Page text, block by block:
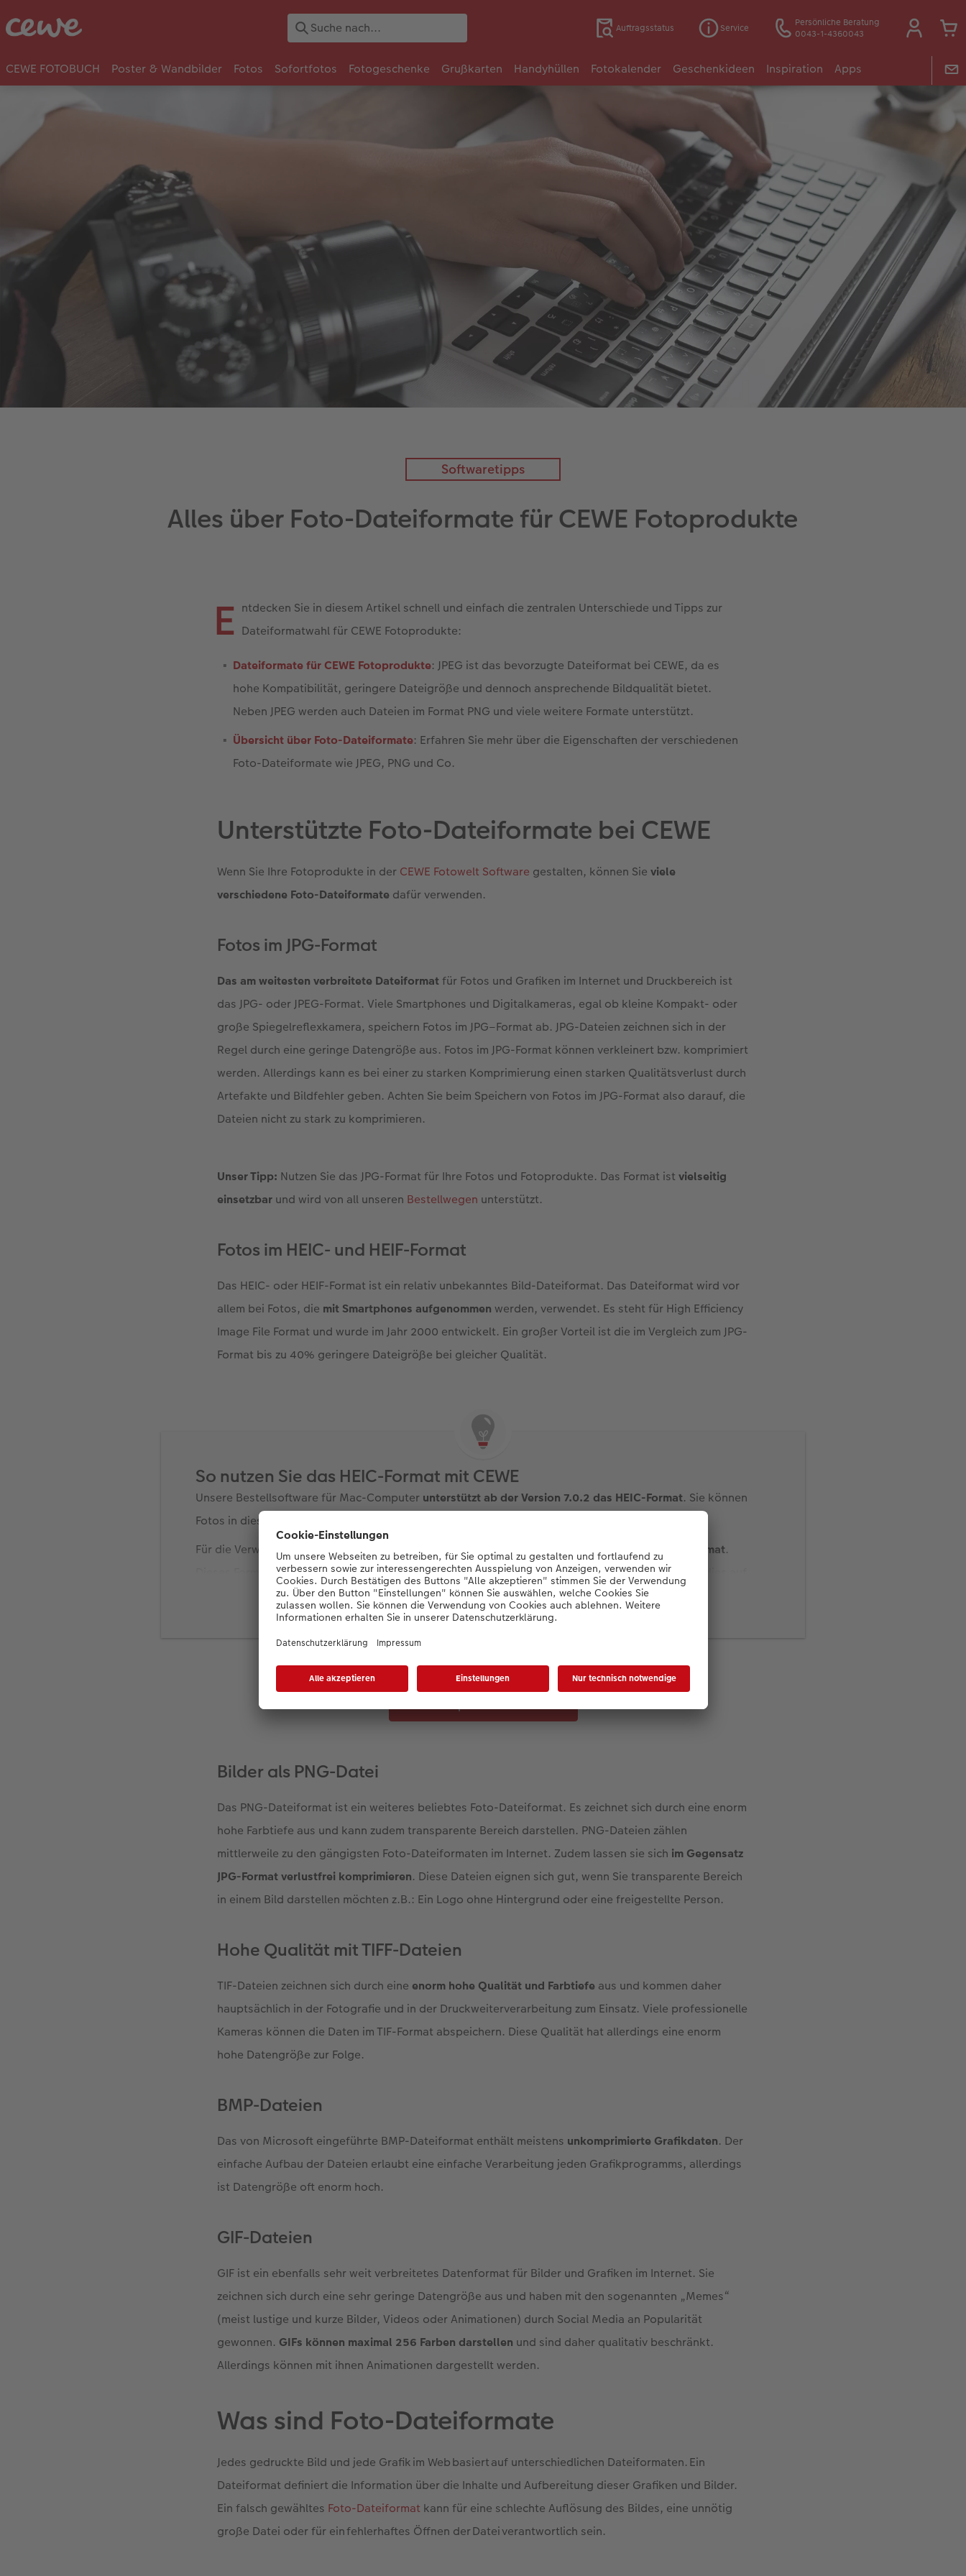
Auftragsstatus Service
Persönliche Beratung
0043-1-4360043
CEWE FOTOBUCH Poster & Wandbilder Fotos Sofortfotos Fotogeschenke Grußkarten Handyhüllen Fotokalender Geschenkideen Inspiration Apps
Softwaretipps
Alles über Foto-Dateiformate für CEWE Fotoprodukte
E ntdecken Sie in diesem Artikel schnell und einfach die zentralen Unterschiede und Tipps zur
Dateiformatwahl für CEWE Fotoprodukte:
Dateiformate für CEWE Fotoprodukte: JPEG ist das bevorzugte Dateiformat bei CEWE, da es
hohe Kompatibilität, geringere Dateigröße und dennoch ansprechende Bildqualität bietet.
Neben JPEG werden auch Dateien im Format PNG und viele weitere Formate unterstützt.
Übersicht über Foto-Dateiformate: Erfahren Sie mehr über die Eigenschaften der verschiedenen
Foto-Dateiformate wie JPEG, PNG und Co.
Unterstützte Foto-Dateiformate bei CEWE
Wenn Sie Ihre Fotoprodukte in der CEWE Fotowelt Software gestalten, können Sieviele
verschiedene Foto-Dateiformate dafür verwenden.
Fotos im JPG-Format
Das am weitesten verbreitete Dateiformatfür Fotos und Grafiken im Internet und Druckbereich ist
das JPG- oder JPEG-Format. Viele Smartphones und Digitalkameras, egal ob kleine Kompakt- oder
große Spiegelreflexkamera, speichern Fotos im JPG–Format ab. JPG-Dateien zeichnen sich in der
Regel durch eine geringe Datengröße aus. Fotos im JPG-Format können verkleinert bzw. komprimiert
werden. Allerdings kann es bei einer zu starken Komprimierung einen starken Qualitätsverlust durch
Artefakte und Bildfehler geben. Achten Sie beim Speichern von Fotos im JPG-Format also darauf, die
Dateien nicht zu stark zu komprimieren.
Unser Tipp: Nutzen Sie das JPG-Format für Ihre Fotos und Fotoprodukte. Das Format istvielseitig
einsetzbar und wird von all unseren Bestellwegen unterstützt.
Fotos im HEIC- und HEIF-Format
Das HEIC- oder HEIF-Format ist ein relativ unbekanntes Bild-Dateiformat. Das Dateiformat wird vor
allem bei Fotos, die mit Smartphones aufgenommen werden, verwendet. Es steht für High Efficiency
Image File Format und wurde im Jahr 2000 entwickelt. Ein großer Vorteil ist die im Vergleich zum JPG-
Format bis zu 40% geringere Dateigröße bei gleicher Qualität.
Mehr anzeigen
So nutzen Sie das HEIC-Format mit CEWE
Unsere Bestellsoftware für Mac-Computer unterstützt ab der Version 7.0.2 das HEIC-Format. Sie können
Fotos in diesem Format uneingeschränkt zum Gestalten Ihrer Fotoprodukte verwenden.
Für die Verwendung auf einem Windows-PC empfehlen wir Ihnen dieUmwandlung in das JPG-Format.
Dieses Format kann von unserer Bestellsoftware ohne Probleme verarbeitet werden. Sie können dies auf
unterschiedliche Weise tun.
Stellen Sie das Bildformat direkt in Ihrem Smartphone auf JPG um. Dies können Sie in der Regel in
Einstellungen Ihrer Kamera-App tun.
Wandeln Sie Ihre Fotos beim Übertragen auf den PC in Foto-Dateien im JPG-Format um. Diese
Einstellung können Sie ebenfalls in der Foto-App vornehmen.
Nutzen Sie kostenlose Online-Speicher wie
CEWE MyPhotos
. Beim Hochladen werden die Fotos im
jederzeit für Ihre Projekte nutzen.
Bilder als PNG-Datei
Das PNG-Dateiformat ist ein weiteres beliebtes Foto-Dateiformat. Es zeichnet sich durch eine enorm
hohe Farbtiefe aus und kann zudem transparente Bereich darstellen. PNG-Dateien zählen
mittlerweile zu den gängigsten Foto-Dateiformaten im Internet. Zudem lassen sie sich im Gegensatz
JPG-Format verlustfrei komprimieren. Diese Dateien eignen sich gut, wenn Sie transparente Bereich
in einem Bild darstellen möchten z.B.: Ein Logo ohne Hintergrund oder eine freigestellte Person.
Hohe Qualität mit TIFF-Dateien
TIF-Dateien zeichnen sich durch eine enorm hohe Qualität und Farbtiefe aus und kommen daher
hauptsächlich in der Fotografie und in der Druckweiterverarbeitung zum Einsatz. Viele professionelle
Kameras können die Daten im TIF-Format abspeichern. Diese Qualität hat allerdings eine enorm
hohe Datengröße zur Folge.
BMP-Dateien
Das von Microsoft eingeführte BMP-Dateiformat enthält meistens unkomprimierte Grafikdaten. Der
einfache Aufbau der Dateien erlaubt eine einfache Verarbeitung jeden Grafikprogramms, allerdings
ist Datengröße oft enorm hoch.
GIF-Dateien
GIF ist ein ebenfalls sehr weit verbreitetes Datenformat für Bilder und Grafiken im Internet. Sie
zeichnen sich durch eine sehr geringe Datengröße aus und haben mit den sogenannten „Memes“
(meist lustige und kurze Bilder, Videos oder Animationen) durch Social Media an Popularität
gewonnen. GIFs können maximal 256 Farben darstellen und sind daher qualitativ beschränkt.
Allerdings können mit ihnen Animationen dargestellt werden.
Was sind Foto-Dateiformate
Jedes gedruckte Bild und jede Grafik im Web basiert auf unterschiedlichen Dateiformaten. Ein
Dateiformat definiert die Information über die Inhalte und Aufbereitung dieser Grafiken und Bilder.
Ein falsch gewähltes Foto-Dateiformat kann für eine schlechte Auflösung des Bildes, eine unnötig
große Datei oder für ein fehlerhaftes Öffnen der Datei verantwortlich sein.